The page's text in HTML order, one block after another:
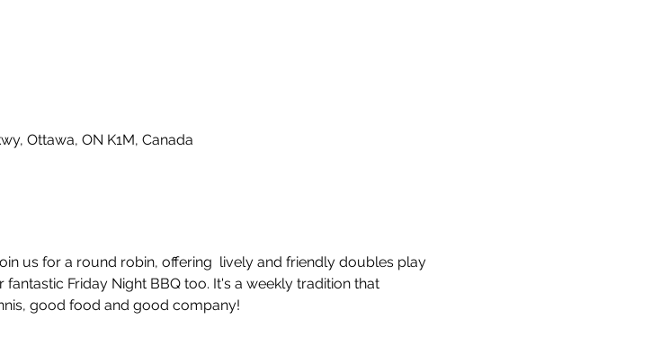
Ottawa, ON K1M, Canada
us for a round robin, offering  lively and friendly doubles play
Friday Night BBQ too. It's a weekly tradition that
good food and good company!